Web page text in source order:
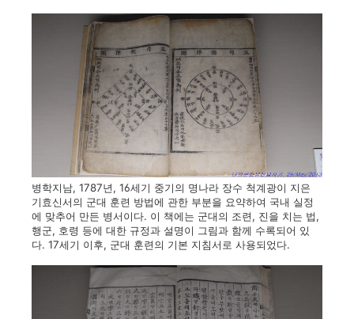
병학지남, 1787년, 16세기 중기의 명나라 장수 척계광이 지은
기효신서의 군대 훈련 방법에 관한 부분을 요약하여 국내 실정
에 맞추어 만든 병서이다. 이 책에는 군대의 조련, 진을 치는 법,
행군, 호령 등에 대한 규정과 설명이 그림과 함께 수록되어 있
다. 17세기 이후, 군대 훈련의 기본 지침서로 사용되었다.